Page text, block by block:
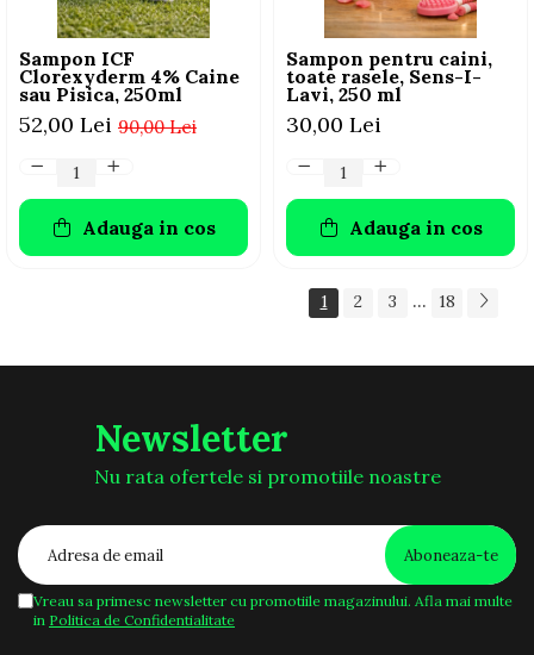
Sampon ICF
Clorexyderm 4% Caine
sau Pisica, 250ml
90,00 Lei
52,00 Lei
Adauga in cos
Sampon pentru caini,
toate rasele, Sens-I-
Lavi, 250 ml
30,00 Lei
Adauga in cos
1 2 3 ... 18
Newsletter
Nu rata ofertele si promotiile noastre
Vreau sa primesc newsletter cu promotiile magazinului. Afla mai multe
in Politica de Confidentialitate